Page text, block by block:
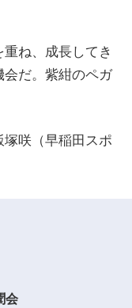
ね、成長してき
だ。紫紺のペガ
咲（早稲田スポ
会